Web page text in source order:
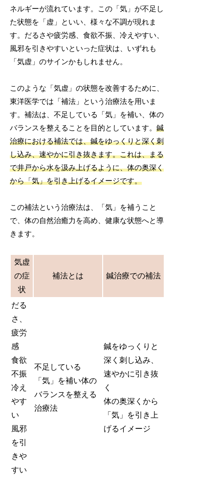
ネルギーが流れています。この「気」が不足し
た状態を「虚」といい、様々な不調が現れま
す。だるさや疲労感、食欲不振、冷えやすい、
風邪を引きやすいといった症状は、いずれも
「気虚」のサインかもしれません。
このような「気虚」の状態を改善するために、
東洋医学では「補法」という治療法を用いま
す。補法は、不足している「気」を補い、体の
バランスを整えることを目的としています。鍼
治療における補法では、鍼をゆっくりと深く刺
し込み、速やかに引き抜きます。これは、まる
で井戸から水を汲み上げるように、体の奥深く
から「気」を引き上げるイメージです。
この補法という治療法は、「気」を補うこと
で、体の自然治癒力を高め、健康な状態へと導
きます。
気虚
の症
状
補法とは 鍼治療での補法
だる
さ、
疲労
感
食欲
不振
冷え
やす
い
風邪
を引
きや
すい
不足している
「気」を補い体の
バランスを整える
治療法
鍼をゆっくりと
深く刺し込み、
速やかに引き抜
く
体の奥深くから
「気」を引き上
げるイメージ